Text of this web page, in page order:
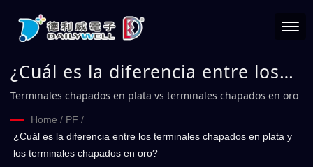
¿Cuál es la diferencia entre los
terminales chapados en plata y
los terminales chapados en oro?
Terminales chapados en plata vs terminales chapados en oro
Home / PF /
¿Cuál es la diferencia entre los terminales chapados en plata y
los terminales chapados en oro?